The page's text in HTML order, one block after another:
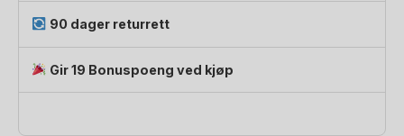
90 dager returrett
Gir 19 Bonuspoeng ved kjøp